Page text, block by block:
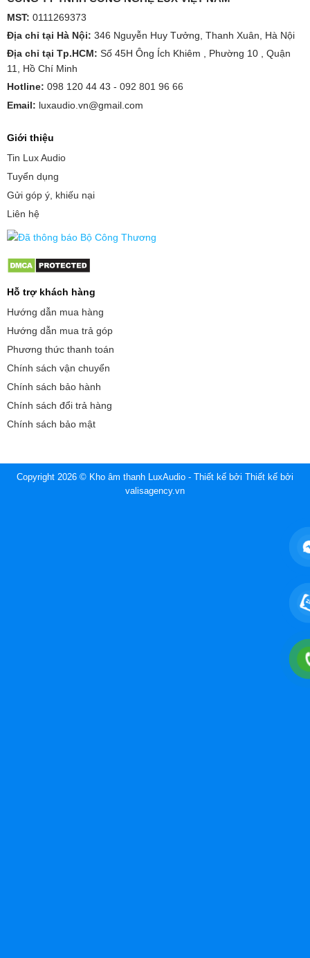
MST: 0111269373
Địa chỉ tại Hà Nội: 346 Nguyễn Huy Tưởng, Thanh Xuân, Hà Nội
Địa chỉ tại Tp.HCM: Số 45H Ông Ích Khiêm , Phường 10 , Quận
11, Hồ Chí Minh
Hotline: 098 120 44 43 - 092 801 96 66
Email: luxaudio.vn@gmail.com
Giới thiệu
Tin Lux Audio
Tuyển dụng
Gửi góp ý, khiếu nại
Liên hệ
Hỗ trợ khách hàng
Hướng dẫn mua hàng
Hướng dẫn mua trả góp
Phương thức thanh toán
Chính sách vận chuyển
Chính sách bảo hành
Chính sách đổi trả hàng
Chính sách bảo mật
Copyright 2026 © Kho âm thanh LuxAudio - Thiết kế bởi Thiết kế bởi
valisagency.vn